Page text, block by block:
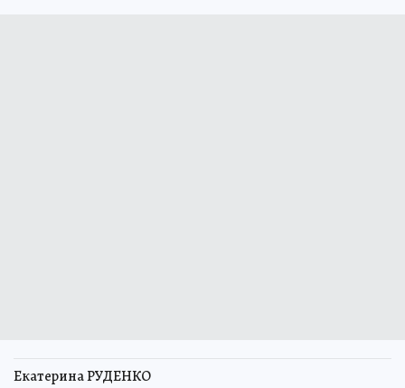
Екатерина РУДЕНКО